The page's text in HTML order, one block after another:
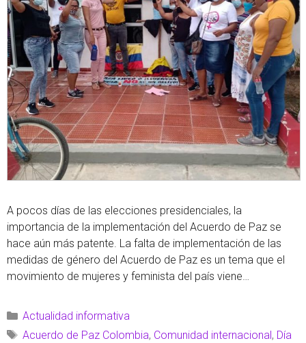
A pocos días de las elecciones presidenciales, la
importancia de la implementación del Acuerdo de Paz se
hace aún más patente. La falta de implementación de las
medidas de género del Acuerdo de Paz es un tema que el
movimiento de mujeres y feminista del país viene
más
Actualidad informativa
Acuerdo de Paz Colombia, Comunidad internacional , Día